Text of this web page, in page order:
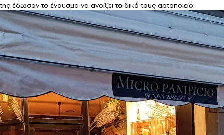
της έδωσαν το έναυσμα να ανοίξει το δικό τους αρτοποιείο.